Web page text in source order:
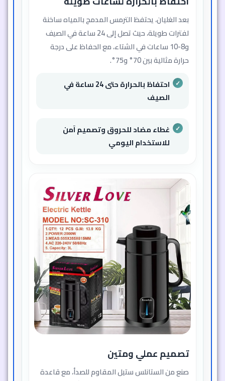
بعد الغليان، يحتفظ الترمس المدمج بالمياه ساخنة
لفترات طويلة، حيث تصل إلى 24 ساعة في الصيف
و8-10 ساعات في الشتاء، مع الحفاظ على درجة
حرارة مثالية بين 70° و75°.
احتفاظ بالحرارة حتى 24 ساعة في
الصيف
غطاء مضاد للحروق وتصميم آمن
للاستخدام اليومي
تصميم عملي ومتين
صنع من الستانلس ستيل المقاوم للصدأ، مع قاعدة